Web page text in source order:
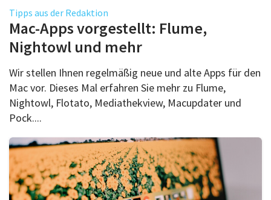
Tipps aus der Redaktion
Mac-Apps vorgestellt: Flume,
Nightowl und mehr
Wir stellen Ihnen regelmäßig neue und alte Apps für den
Mac vor. Dieses Mal erfahren Sie mehr zu Flume,
Nightowl, Flotato, Mediathekview, Macupdater und
Pock....